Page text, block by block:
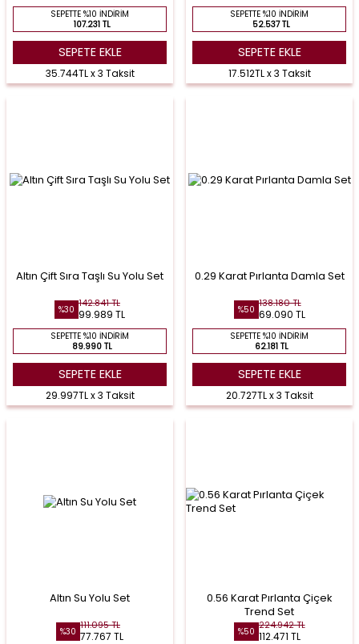
SEPETTE %10 İNDIRIM
107.231 TL
SEPETE EKLE
35.744TL x 3 Taksit
SEPETTE %10 İNDIRIM
52.537 TL
SEPETE EKLE
17.512TL x 3 Taksit
Altın Çift Sıra Taşlı Su Yolu Set
%30 142.841 TL
99.989 TL
SEPETTE %10 İNDIRIM
89.990 TL
SEPETE EKLE
29.997TL x 3 Taksit
0.29 Karat Pırlanta Damla Set
%50 138.180 TL
69.090 TL
SEPETTE %10 İNDIRIM
62.181 TL
SEPETE EKLE
20.727TL x 3 Taksit
Altın Su Yolu Set
%30 111.095 TL
77.767 TL
0.56 Karat Pırlanta Çiçek
Trend Set
%50 224.942 TL
112.471 TL